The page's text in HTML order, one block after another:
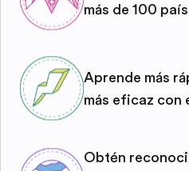
más de 100
Aprende más
más eficaz con
Obtén